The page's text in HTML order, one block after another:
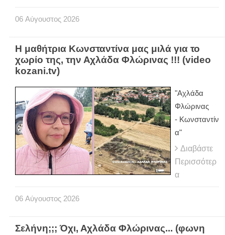
06 Αύγουστος 2026
Η μαθήτρια Κωνσταντίνα μας μιλά για το
χωρίο της, την Αχλάδα Φλώρινας !!! (video
kozani.tv)
"Αχλάδα
Φλώρινας
- Κωνσταντίν
α"
Διαβάστε
Περισσότερ
α
06 Αύγουστος 2026
Σελήνη;;; Όχι, Αχλάδα Φλώρινας... (φωνη